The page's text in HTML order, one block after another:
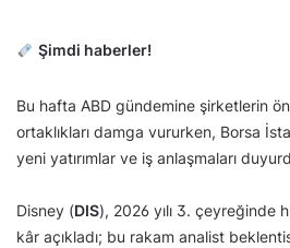
Şimdi haberler!
Bu hafta ABD gündemine şirketlerin
ortaklıkları damga vururken, Borsa
yeni yatırımlar ve iş anlaşmaları
Disney (DIS), 2026 yılı 3. çeyreğinde
kâr açıkladı; bu rakam analist